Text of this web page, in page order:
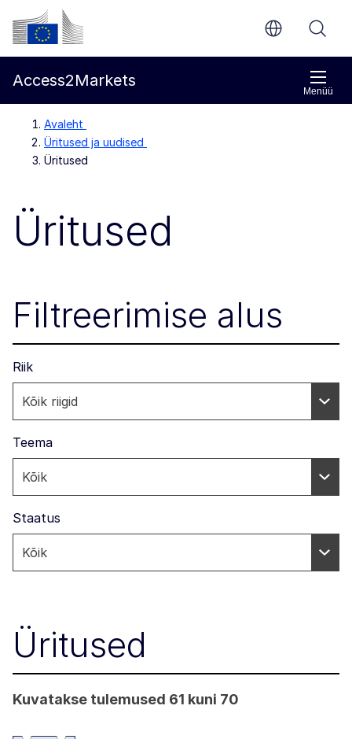
Põhisisu juurde
Euroopa Komisjon
Menüü
Access2Markets
Avaleht
Üritused ja uudised
Üritused
Üritused
Filtreerimise alus
Riik
Teema
Staatus
Üritused
Kuvatakse tulemused 61 kuni 70